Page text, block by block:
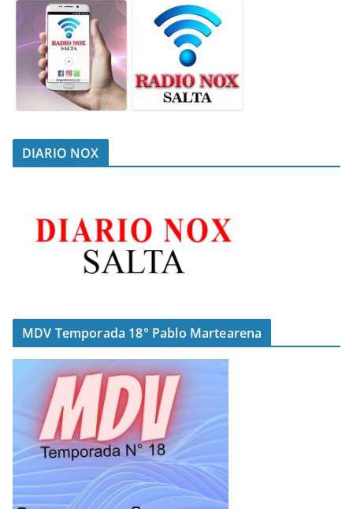
DIARIO NOX
MDV Temporada 18° Pablo Martearena